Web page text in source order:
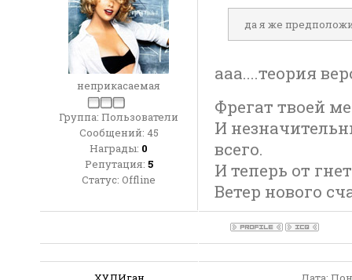
неприкасаемая
Группа: Пользователи
Сообщений: 45
Награды: 0
Репутация: 5
Статус: Offline
да я же
ааа....теория
Фрегат твоей
И
всего.
И теперь от
Ветер нового